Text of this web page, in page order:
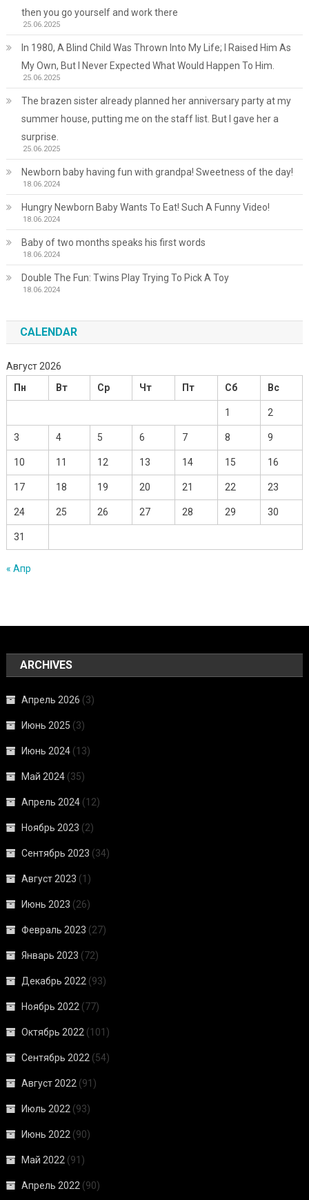
then you go yourself and work there
25.06.2025
In 1980, A Blind Child Was Thrown Into My Life; I Raised Him As
My Own, But I Never Expected What Would Happen To Him.
25.06.2025
The brazen sister already planned her anniversary party at my
summer house, putting me on the staff list. But I gave her a
surprise.
25.06.2025
Newborn baby having fun with grandpa! Sweetness of the day!
18.06.2024
Hungry Newborn Baby Wants To Eat! Such A Funny Video!
18.06.2024
Baby of two months speaks his first words
18.06.2024
Double The Fun: Twins Play Trying To Pick A Toy
18.06.2024
CALENDAR
Август 2026
Пн
Вт Ср Чт Пт Сб Вс
1 2
3 4 5 6 7 8 9
10 11 12 13 14 15 16
17 18 19 20 21 22 23
24 25 26 27 28 29 30
31
« Апр
ARCHIVES
Апрель 2026 (3)
Июнь 2025 (3)
Июнь 2024 (13)
Май 2024 (35)
Апрель 2024 (12)
Ноябрь 2023 (2)
Сентябрь 2023 (34)
Август 2023 (1)
Июнь 2023 (26)
Февраль 2023 (27)
Январь 2023 (72)
Декабрь 2022 (93)
Ноябрь 2022 (77)
Октябрь 2022 (101)
Сентябрь 2022 (54)
Август 2022 (91)
Июль 2022 (93)
Июнь 2022 (90)
Май 2022 (91)
Апрель 2022 (90)